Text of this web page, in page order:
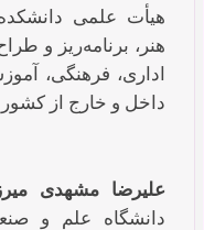
هیأت علمی
هنر، برنامه‌ریز و
اداری، فرهنگی،
داخل و خارج از کشور از سال
علیرضا مشهدی
دانشگاه علم و